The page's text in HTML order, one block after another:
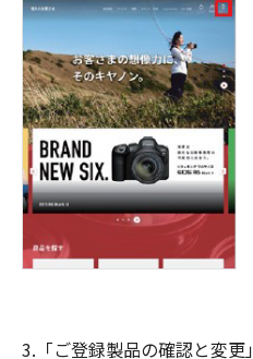
3.「ご登録製品の確認と変更」